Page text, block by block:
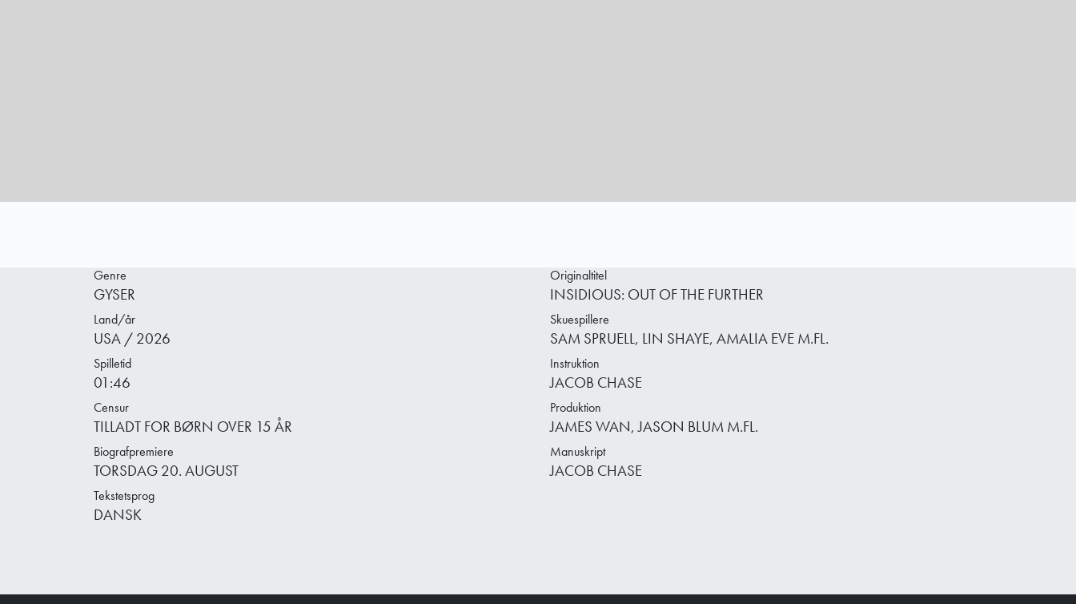
Genre
GYSER
Land/år
USA / 2026
Spilletid
01:46
Censur
TILLADT FOR BØRN OVER 15 ÅR
Biografpremiere
TORSDAG 20. AUGUST
Tekstetsprog
DANSK
Originaltitel
INSIDIOUS: OUT OF THE FURTHER
Skuespillere
SAM SPRUELL, LIN SHAYE, AMALIA EVE M.FL.
Instruktion
JACOB CHASE
Produktion
JAMES WAN, JASON BLUM M.FL.
Manuskript
JACOB CHASE